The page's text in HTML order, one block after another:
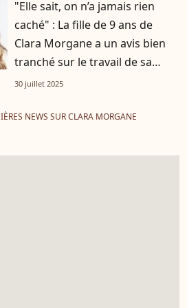
"Elle sait, on n’a jamais rien
caché" : La fille de 9 ans de
Clara Morgane a un avis bien
tranché sur le travail de sa
mère
30 juillet 2025
NEWS SUR CLARA MORGANE